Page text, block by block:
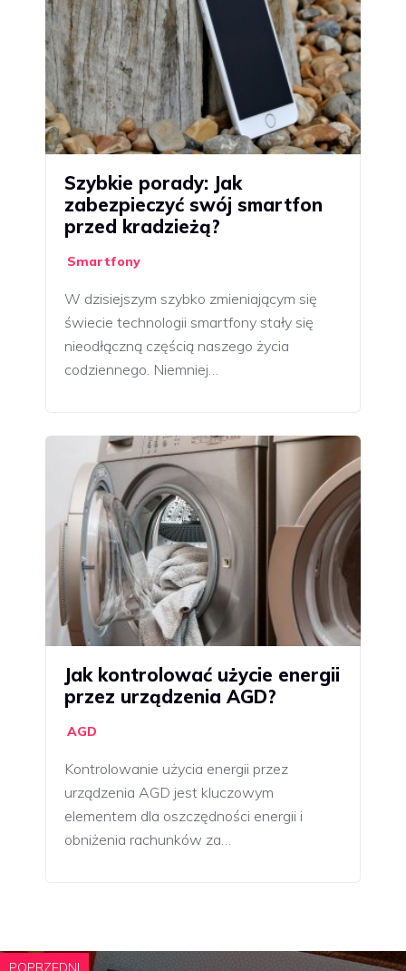
Szybkie porady: Jak
zabezpieczyć swój smartfon
przed kradzieżą?
Smartfony
W dzisiejszym szybko zmieniającym się
świecie technologii smartfony stały się
nieodłączną częścią naszego życia
codziennego. Niemniej…
Jak kontrolować użycie energii
przez urządzenia AGD?
AGD
Kontrolowanie użycia energii przez
urządzenia AGD jest kluczowym
elementem dla oszczędności energii i
obniżenia rachunków za…
POPRZEDNI